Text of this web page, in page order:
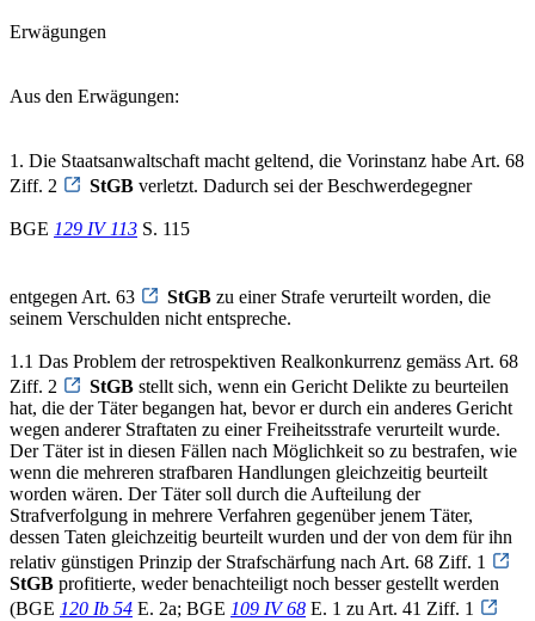
Erwägungen
Aus den Erwägungen:
1. Die Staatsanwaltschaft macht geltend, die Vorinstanz habe Art. 68
Ziff. 2
StGB verletzt. Dadurch sei der Beschwerdegegner
BGE 129 IV 113 S. 115
entgegen Art. 63 StGB zu einer Strafe verurteilt worden, die
seinem Verschulden nicht entspreche.
1.1 Das Problem der retrospektiven Realkonkurrenz gemäss Art. 68
Ziff. 2
StGB stellt sich, wenn ein Gericht Delikte zu beurteilen
hat, die der Täter begangen hat, bevor er durch ein anderes Gericht
wegen anderer Straftaten zu einer Freiheitsstrafe verurteilt wurde.
Der Täter ist in diesen Fällen nach Möglichkeit so zu bestrafen, wie
wenn die mehreren strafbaren Handlungen gleichzeitig beurteilt
worden wären. Der Täter soll durch die Aufteilung der
Strafverfolgung in mehrere Verfahren gegenüber jenem Täter,
dessen Taten gleichzeitig beurteilt wurden und der von dem für ihn
relativ günstigen Prinzip der Strafschärfung nach Art. 68 Ziff. 1
StGB profitierte, weder benachteiligt noch besser gestellt werden
(BGE 120 Ib 54 E. 2a; BGE 109 IV 68 E. 1 zu Art. 41 Ziff. 1